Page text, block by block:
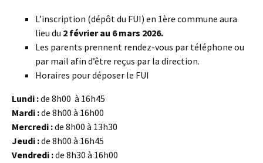
L’inscription (dépôt du FUI) en 1ère commune aura
lieu du 2 février au 6 mars 2026.
Les parents prennent rendez-vous par téléphone ou
par mail afin d’être reçus par la direction.
Horaires pour déposer le FUI
Lundi :de 8h00 à 16h45
Mardi :de 8h00 à 16h00
Mercredi :de 8h00 à 13h30
Jeudi :de 8h00 à 16h45
Vendredi :de 8h30 à 16h00